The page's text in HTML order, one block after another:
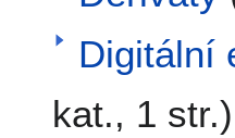
Digitální
kat., 1 str.)